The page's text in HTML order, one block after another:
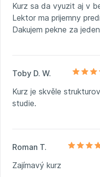
Kurz sa da vyuzit aj v
Lektor ma prijemny
Dakujem pekne za
Toby D. W.
Kurz je skvěle
studie.
Roman T.
Zajímavý kurz